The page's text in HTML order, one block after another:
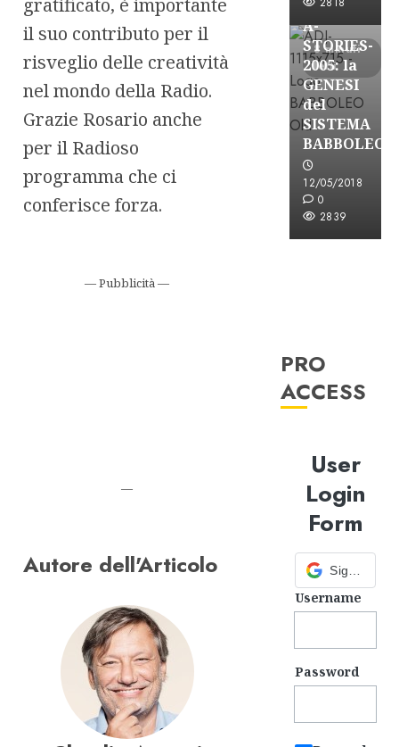
gratificato, è importante
il suo contributo per il
risveglio delle creatività
nel mondo della Radio.
Grazie Rosario anche
per il Radioso
programma che ci
conferisce forza.
— Pubblicità —
—
Autore dell'Articolo
8 minuti
letti
A-
STORIES-
2005: la
GENESI
del
SISTEMA
BABBOLEO
12/05/2018
0
2839
PRO
ACCESS
User
Login
Form
Sign in with Google
Username
Password